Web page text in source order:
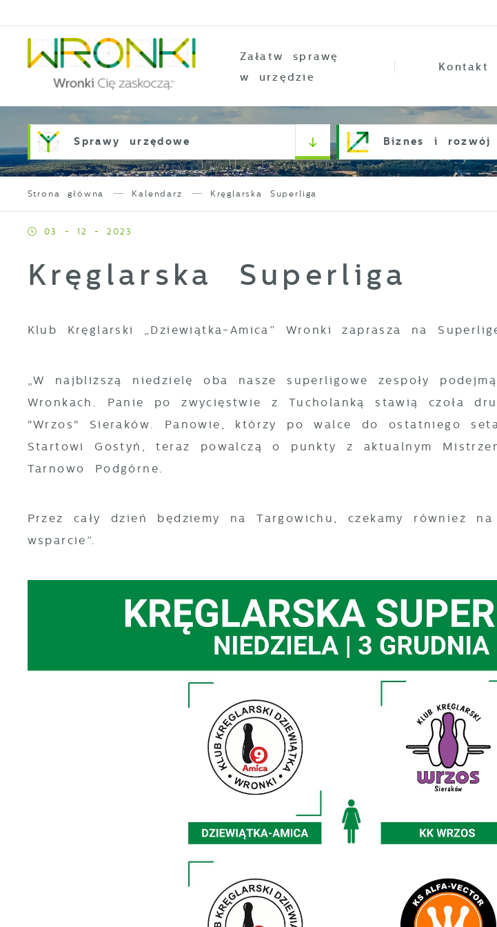
Załatw sprawę
w urzędzie
Kontakt
Sprawy urzędowe Biznes i rozwój
Strona główna Kalendarz Kręglarska Superliga
03 - 12 - 2023
Kręglarska Superliga
Klub Kręglarski „Dziewiątka-Amica” Wronki zaprasza na
„W najbliższą niedzielę oba nasze superligowe zespoły
Wronkach. Panie po zwycięstwie z Tucholanką stawią czoła
"Wrzos" Sieraków. Panowie, którzy po walce do ostatniego
Startowi Gostyń, teraz powalczą o punkty z aktualnym
Tarnowo Podgórne.
Przez cały dzień będziemy na Targowichu, czekamy również
wsparcie”.
Ustawienia
Szanujemy Twoją prywatność.
cookies lub zaakceptować je
momencie możesz dokonać zmiany